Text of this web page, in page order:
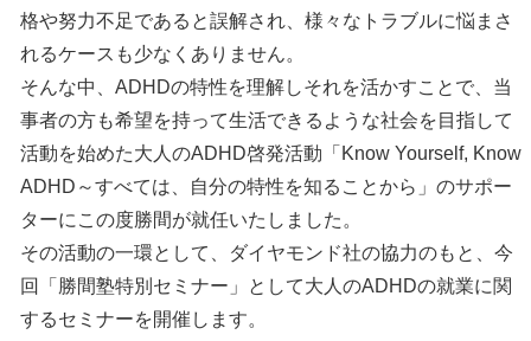
格や努力不足であると誤解され、様々なトラブルに悩まさ
れるケースも少なくありません。
そんな中、ADHDの特性を理解しそれを活かすことで、当
事者の方も希望を持って生活できるような社会を目指して
活動を始めた大人のADHD啓発活動「Know Yourself, Know
ADHD～すべては、自分の特性を知ることから」のサポー
ターにこの度勝間が就任いたしました。
その活動の一環として、ダイヤモンド社の協力のもと、今
回「勝間塾特別セミナー」として大人のADHDの就業に関
するセミナーを開催します。